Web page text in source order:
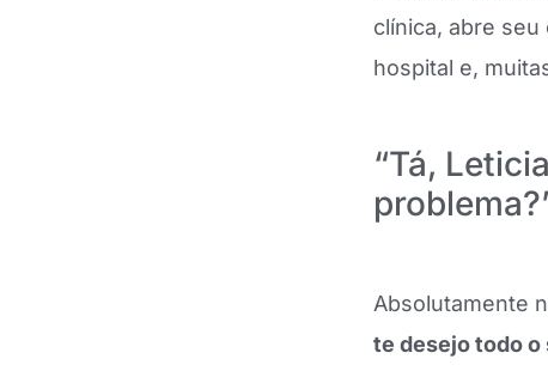
clínica, abre
hospital e,
“Tá,
Absolutamente
te desejo todo o